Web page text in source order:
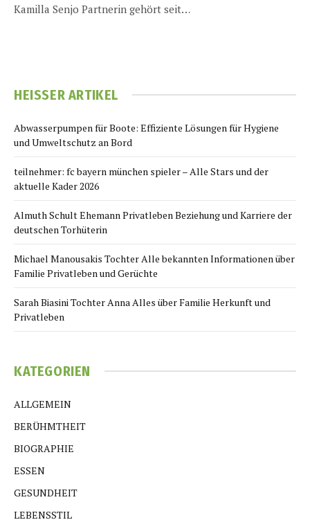
Kamilla Senjo Partnerin gehört seit…
HEISSER ARTIKEL
Abwasserpumpen für Boote: Effiziente Lösungen für Hygiene
und Umweltschutz an Bord
teilnehmer: fc bayern münchen spieler – Alle Stars und der
aktuelle Kader 2026
Almuth Schult Ehemann Privatleben Beziehung und Karriere der
deutschen Torhüterin
Michael Manousakis Tochter Alle bekannten Informationen über
Familie Privatleben und Gerüchte
Sarah Biasini Tochter Anna Alles über Familie Herkunft und
Privatleben
KATEGORIEN
ALLGEMEIN
BERÜHMTHEIT
BIOGRAPHIE
ESSEN
GESUNDHEIT
LEBENSSTIL